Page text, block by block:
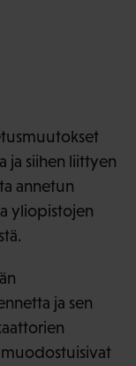
ja siihen liittyen
annetun
yliopistojen
ja sen
muodostuisivat